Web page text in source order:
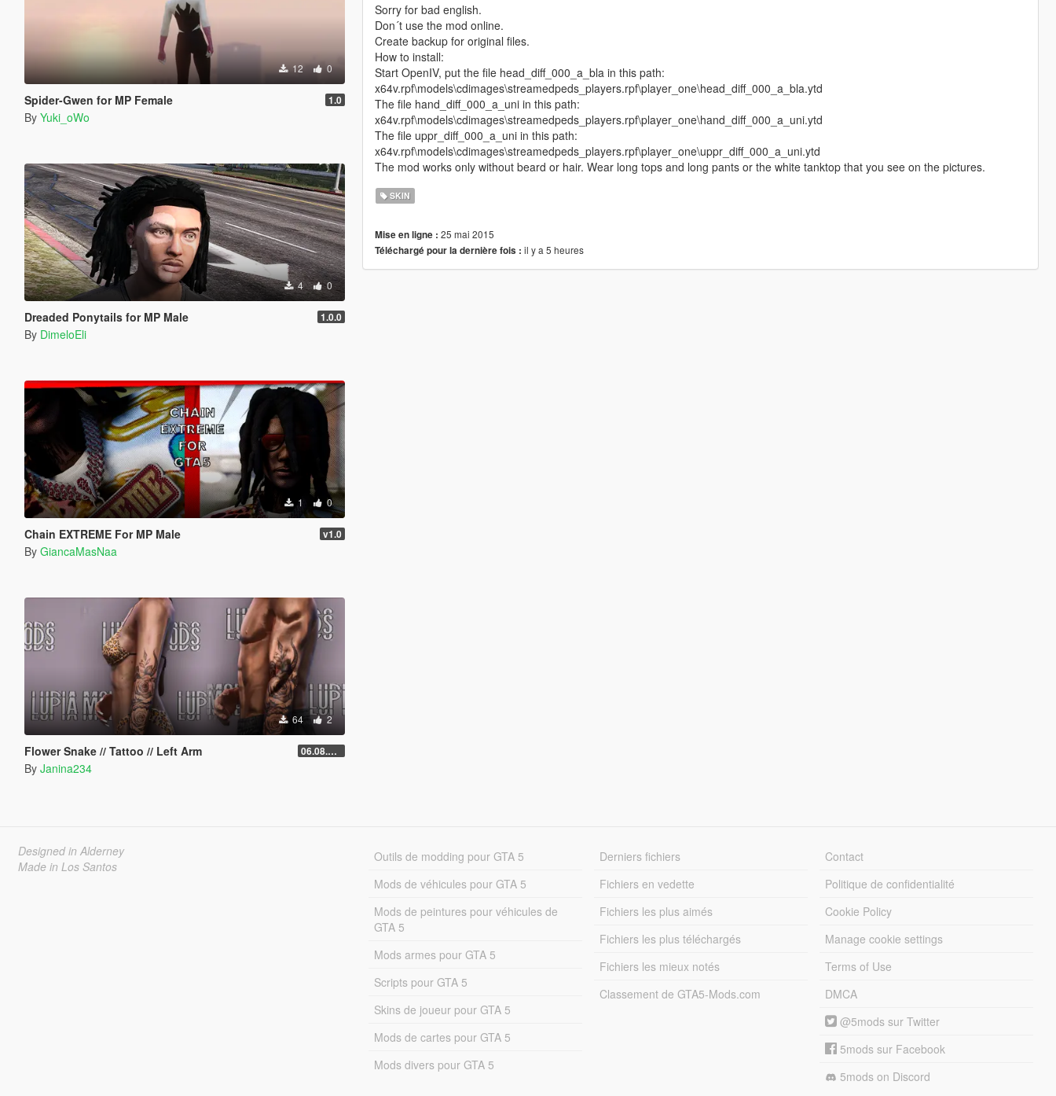
12 0
Spider-Gwen for MP Female 1.0
By Yuki_oWo
4 0
Dreaded Ponytails for MP Male 1.0.0
By DimeloEli
1 0
Chain EXTREME For MP Male v1.0
By GiancaMasNaa
64 2
Flower Snake // Tattoo // Left Arm 06.08.2026
By Janina234
Sorry for bad english.
Don´t use the mod online.
Create backup for original files.
How to install:
Start OpenIV, put the file head_diff_000_a_bla in this path:
x64v.rpf\models\cdimages\streamedpeds_players.rpf\player_one\head_diff_000_a_bla.ytd
The file hand_diff_000_a_uni in this path:
x64v.rpf\models\cdimages\streamedpeds_players.rpf\player_one\hand_diff_000_a_uni.ytd
The file uppr_diff_000_a_uni in this path:
x64v.rpf\models\cdimages\streamedpeds_players.rpf\player_one\uppr_diff_000_a_uni.ytd
The mod works only without beard or hair. Wear long tops and long pants or the white tanktop that you see on the pictures.
SKIN
Mise en ligne : 25 mai 2015
Téléchargé pour la dernière fois : il y a 5 heures
Designed in Alderney
Made in Los Santos
Outils de modding pour GTA 5
Mods de véhicules pour GTA 5
Mods de peintures pour véhicules de
GTA 5
Mods armes pour GTA 5
Scripts pour GTA 5
Skins de joueur pour GTA 5
Mods de cartes pour GTA 5
Mods divers pour GTA 5
Derniers fichiers
Fichiers en vedette
Fichiers les plus aimés
Fichiers les plus téléchargés
Fichiers les mieux notés
Classement de GTA5-Mods.com
Contact
Politique de confidentialité
Cookie Policy
Manage cookie settings
Terms of Use
DMCA
@5mods sur Twitter
5mods sur Facebook
5mods on Discord